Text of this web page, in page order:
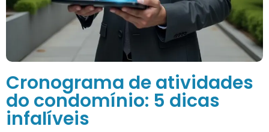
Cronograma de atividades
do condomínio: 5 dicas
infalíveis